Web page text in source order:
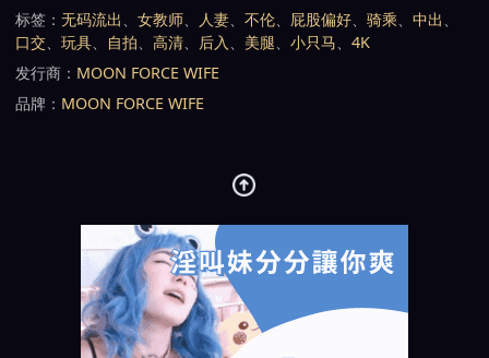
标签：无码流出、女教师、 人妻、不伦、 屁股偏好、骑乘、中出、
口交、玩具、 自拍、高清、 后入、 美腿、小只马、4K
发行商： MOON FORCE WIFE
品牌： MOON FORCE WIFE